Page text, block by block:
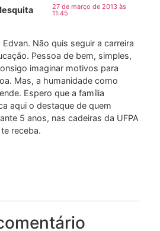
27 de março de 2013 às
11:45
Não quis seguir a carreira
Pessoa de bem, simples,
imaginar motivos para
Mas, a humanidade como
Espero que a família
aqui o destaque de quem
5 anos, nas cadeiras da UFPA
receba.